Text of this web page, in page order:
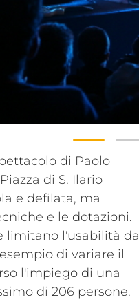
di Paolo
di S. Ilario
e defilata, ma
e le dotazioni.
limitano l'usabilità da
di variare il
l'impiego di una
di 206 persone.
RCF. La dotazione
amplificazione
TTL31-A, un
digitale DX4008.
della
offerte dal sistema
Consentono
con elevata